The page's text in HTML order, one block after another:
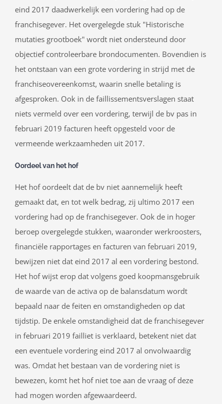
eind 2017 daadwerkelijk een vordering had op de
franchisegever. Het overgelegde stuk "Historische
mutaties grootboek" wordt niet ondersteund door
objectief controleerbare brondocumenten. Bovendien is
het ontstaan van een grote vordering in strijd met de
franchiseovereenkomst, waarin snelle betaling is
afgesproken. Ook in de faillissementsverslagen staat
niets vermeld over een vordering, terwijl de bv pas in
februari 2019 facturen heeft opgesteld voor de
vermeende werkzaamheden uit 2017.
Oordeel van het hof
Het hof oordeelt dat de bv niet aannemelijk heeft
gemaakt dat, en tot welk bedrag, zij ultimo 2017 een
vordering had op de franchisegever. Ook de in hoger
beroep overgelegde stukken, waaronder werkroosters,
financiële rapportages en facturen van februari 2019,
bewijzen niet dat eind 2017 al een vordering bestond.
Het hof wijst erop dat volgens goed koopmansgebruik
de waarde van de activa op de balansdatum wordt
bepaald naar de feiten en omstandigheden op dat
tijdstip. De enkele omstandigheid dat de franchisegever
in februari 2019 failliet is verklaard, betekent niet dat
een eventuele vordering eind 2017 al onvolwaardig
was. Omdat het bestaan van de vordering niet is
bewezen, komt het hof niet toe aan de vraag of deze
had mogen worden afgewaardeerd.